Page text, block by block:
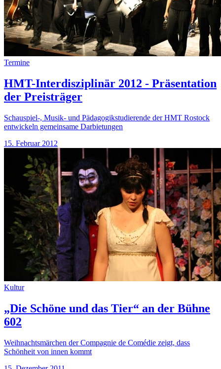
Termine
HMT-Interdisziplinär 2012 - Präsentation
der Preisträger
Schauspiel-, Musik- und Pädagogikstudierende der HMT Rostock
entwickeln gemeinsame Darbietungen
15. Februar 2012
Kultur
„Die Schöne und das Tier“ an der Bühne
602
Weihnachtsmärchen der Compagnie de Comédie zeigt, dass
Schönheit von innen kommt